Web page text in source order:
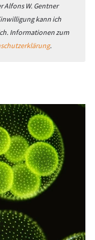
Alfons W. Gentner
kann ich
Informationen zum
.